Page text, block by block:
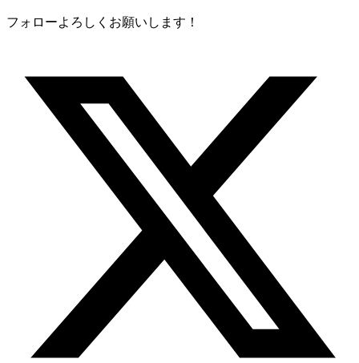
フォローよろしくお願いします！